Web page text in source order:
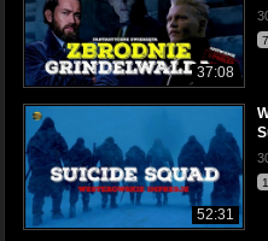
37:08
52:31